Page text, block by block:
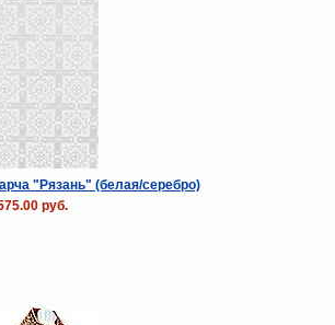
"Рязань" (белая/серебро)
руб.